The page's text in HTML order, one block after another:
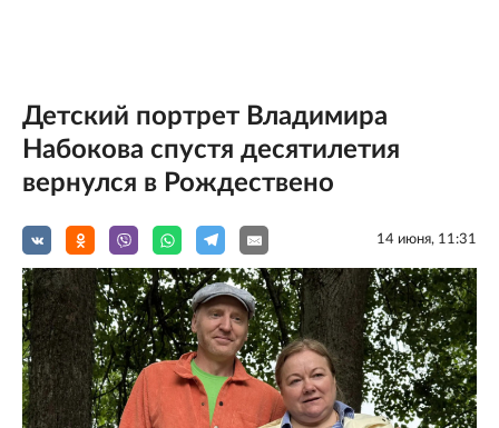
Детский портрет Владимира
Набокова спустя десятилетия
вернулся в Рождествено
14 июня, 11:31